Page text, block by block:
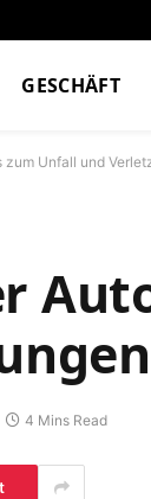
GESCHÄFT
Unfall und
4 Mins Read